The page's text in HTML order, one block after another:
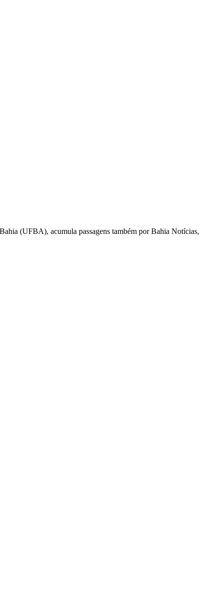
(UFBA), acumula passagens também por Bahia Notícias,